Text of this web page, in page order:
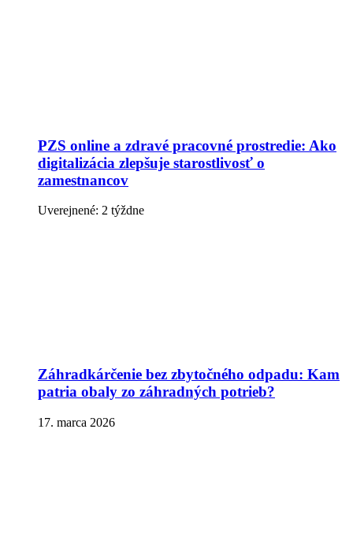
PZS online a zdravé pracovné prostredie: Ako
digitalizácia zlepšuje starostlivosť o
zamestnancov
Uverejnené: 2 týždne
Záhradkárčenie bez zbytočného odpadu: Kam
patria obaly zo záhradných potrieb?
17. marca 2026